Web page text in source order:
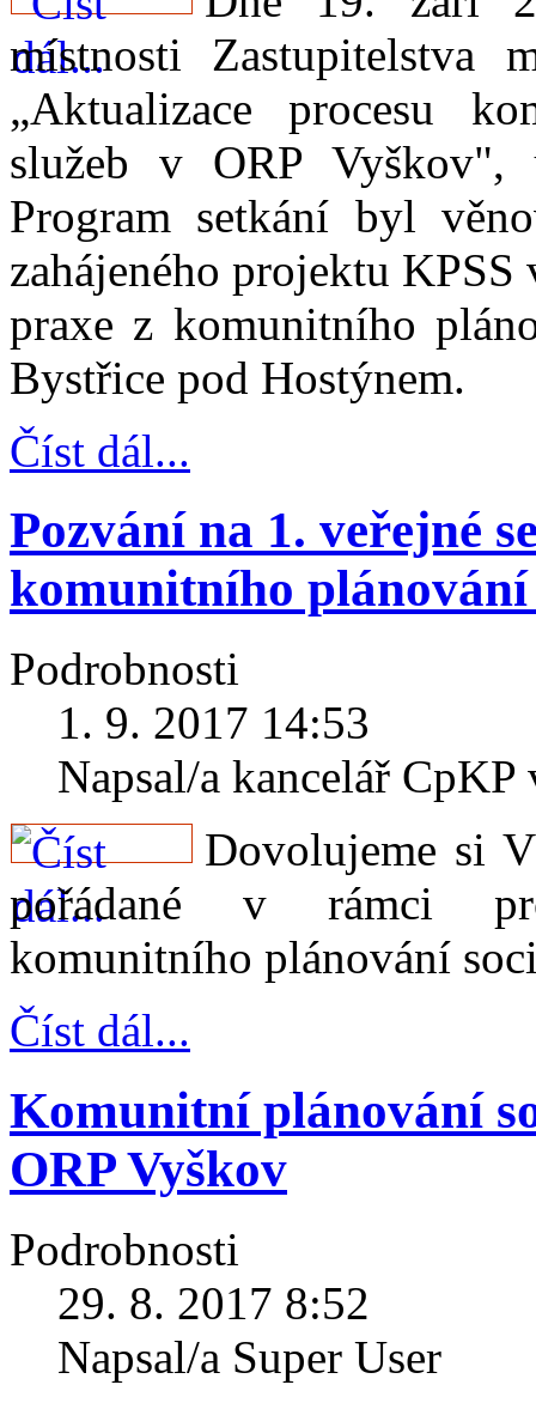
místnosti Zastupitelstva
„Aktualizace procesu
služeb v ORP Vyškov",
Program setkání byl
zahájeného projektu
praxe z komunitního
Bystřice pod Hostýnem.
Číst dál...
Pozvání na 1. veřejné
komunitního plánování
Podrobnosti
1. 9. 2017 14:53
Napsal/a kancelář
Dovolujeme si
pořádané v rámci
komunitního plánování
Číst dál...
Komunitní plánování
ORP Vyškov
Podrobnosti
29. 8. 2017 8:52
Napsal/a Super User